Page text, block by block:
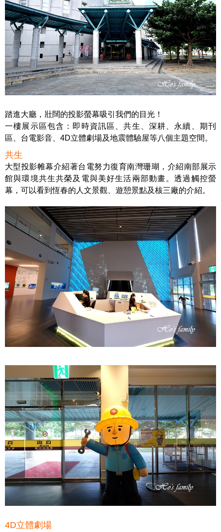
踏進大廳，壯闊的投影螢幕吸引我們的目光！
一樓展示區包含：即時資訊區、共生、深耕、永續、期刊
區、台電影音、4D立體劇場及地震體驗屋等八個主題空間。
共生
大型投影帷幕介紹著台電努力復育南灣珊瑚，介紹南部展示
館與環境共生共榮及電與美好生活兩部動畫。透過觸控螢
幕，可以看到恆春的人文景觀、遊憩景點及核三廠的介紹。
4D立體劇場